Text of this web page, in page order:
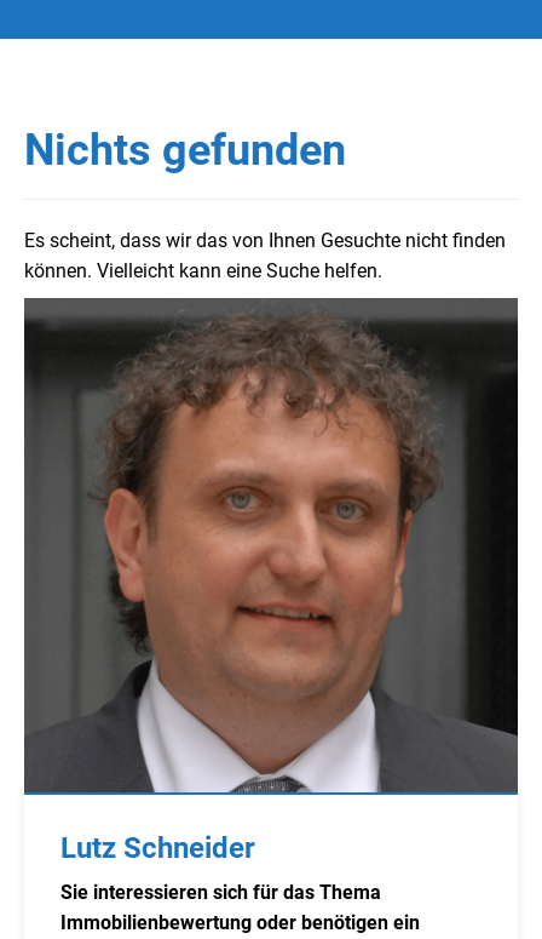
Nichts gefunden
Es scheint, dass wir das von Ihnen Gesuchte nicht finden
können. Vielleicht kann eine Suche helfen.
Lutz Schneider
Sie interessieren sich für das Thema
Immobilienbewertung oder benötigen ein